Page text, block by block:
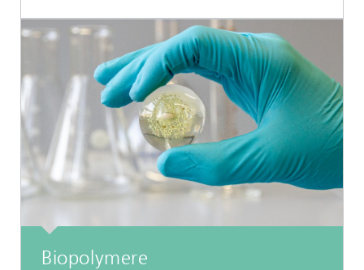
Biopolymere